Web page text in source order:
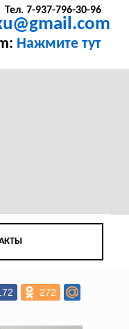
Тел. 7-937-796-30-96
Нажмите тут
272